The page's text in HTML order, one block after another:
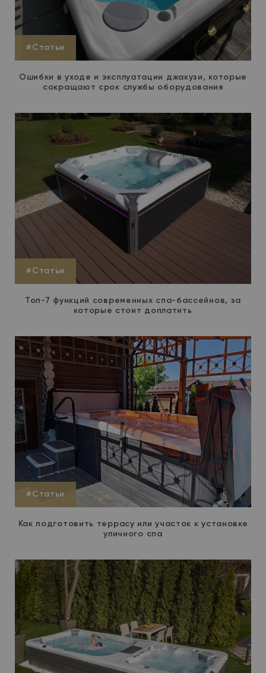
#Статьи
Ошибки в уходе и эксплуатации джакузи, которые
сокращают срок службы оборудования
#Статьи
Топ-7 функций современных спа-бассейнов, за
которые стоит доплатить
#Статьи
Как подготовить террасу или участок к установке
уличного спа